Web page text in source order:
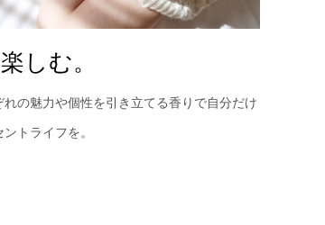
しむ。
れの魅力や個性を引き立てる香りで自分だけ
トライフを。